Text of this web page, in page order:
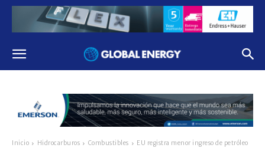
Inicio Hidrocarburos Combustibles
EU registra menor ingreso de petróleo